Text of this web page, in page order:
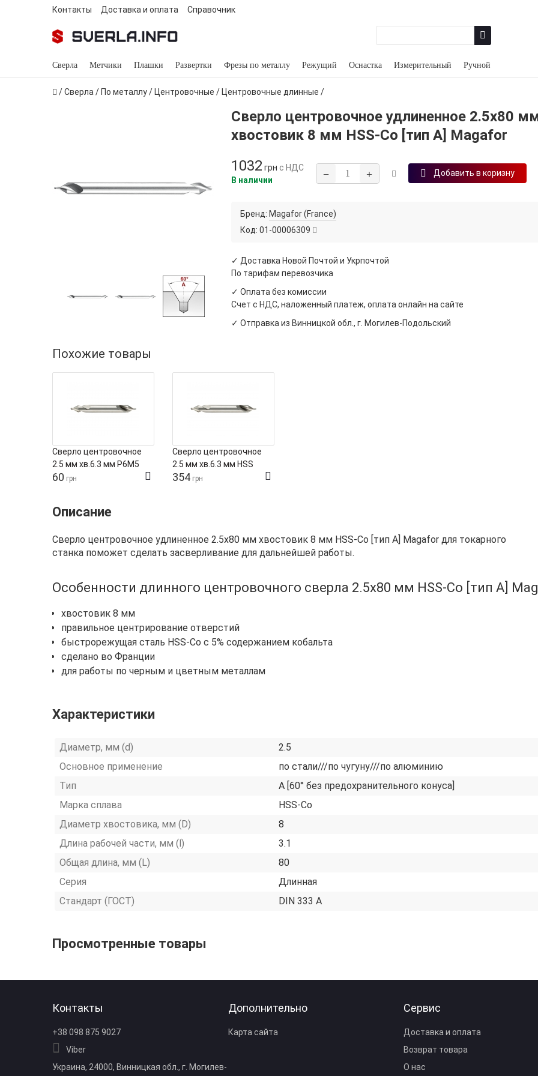
Контакты Доставка и оплата Справочник
Сверла Метчики Плашки Развертки Фрезы по металлу Режущий Оснастка Измерительный Ручной
/Сверла / По металлу/ Центровочные / Центровочные длинные /
Сверло центровочное удлиненное 2.5х80
хвостовик 8 мм HSS‑Co [тип А] Magafor
1032 грн с НДС
В наличии
− + Добавить в коризну
Бренд: Magafor (France)
Код: 01-00006309
✓ Доставка Новой Почтой и Укрпочтой
По тарифам перевозчика
✓ Оплата без комиссии
Счет с НДС, наложенный платеж, оплата онлайн на сайте
✓ Отправка из Винницкой обл., г. Могилев-Подольский
Похожие товары
Сверло центровочное
2.5 мм хв.6.3 мм Р6М5
[тип А] [SI]
60 грн
Сверло центровочное
2.5 мм хв.6.3 мм HSS
[тип А] Tivoly
354 грн
Описание
Сверло центровочное удлиненное 2.5х80 мм хвостовик 8 мм HSS‑Co [тип А] Magafor для токарного
станка поможет сделать засверливание для дальнейшей работы.
Особенности длинного центровочного сверла 2.5х80 мм HSS‑Co [тип А]
хвостовик 8 мм
правильное центрирование отверстий
быстрорежущая сталь HSS-Co с 5% содержанием кобальта
сделано во Франции
для работы по черным и цветным металлам
Характеристики
Диаметр, мм (d)
2.5
Основное применение
по стали///по чугуну///по алюминию
Тип
А [60° без предохранительного конуса]
Марка сплава
HSS-Co
Диаметр хвостовика, мм (D)
8
Длина рабочей части, мм (l)
3.1
Общая длина, мм (L)
80
Серия
Длинная
Стандарт (ГОСТ)
DIN 333 A
Просмотренные товары
Контакты
+38 098 875 9027
Viber
Украина, 24000, Винницкая обл., г. Могилев-
Дополнительно
Карта сайта
Сервис
Доставка и оплата
Возврат товара
О нас